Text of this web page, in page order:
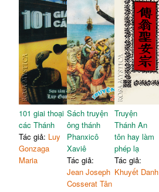
101 giai thoại
các Thánh
Tác giả: Luy
Gonzaga
Maria
Sách truyện
ông thánh
Phanxicô
Xaviê
Tác giả:
Jean Joseph
Cosserat Tân
Truyện
Thánh An
tôn hay làm
phép lạ
Tác giả:
Khuyết Danh